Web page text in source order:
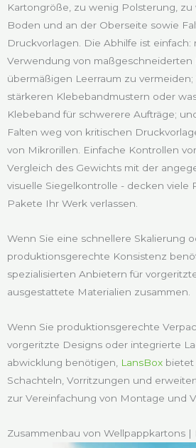
Kartongröße, zu wenig Polsterung,
Boden und an der Oberseite sowie
Druckvorlagen. Die Abhilfe ist
Verwendung von maßgeschneiderten
übermäßigen Leerraum zu
stärkeren Klebebandmustern oder
Klebeband für schwerere Aufträge;
Falten weg von kritischen
von Mikrorillen. Einfache Kontrollen
Vergleich des Gewichts mit der
visuelle Siegelkontrolle - decken viele
Pakete Ihr Werk verlassen.
Wenn Sie eine schnellere Skalierung
produktionsgerechte Konsistenz
spezialisierten Anbietern für
ausgestattete Materialien zusammen.
Wenn Sie produktionsgerechte
vorgeritzte Designs oder integrierte
abwicklung benötigen,
LansBox bietet
Schachteln, Vorritzungen und
zur Vereinfachung von Montage und
Zusammenbau von Wellpappkartons |